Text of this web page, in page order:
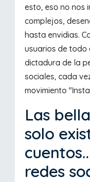
esto, eso no nos
complejos,
hasta envidias.
usuarios de todo
dictadura de la
sociales, cada
movimiento
Las
solo
redes